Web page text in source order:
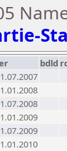
bdld